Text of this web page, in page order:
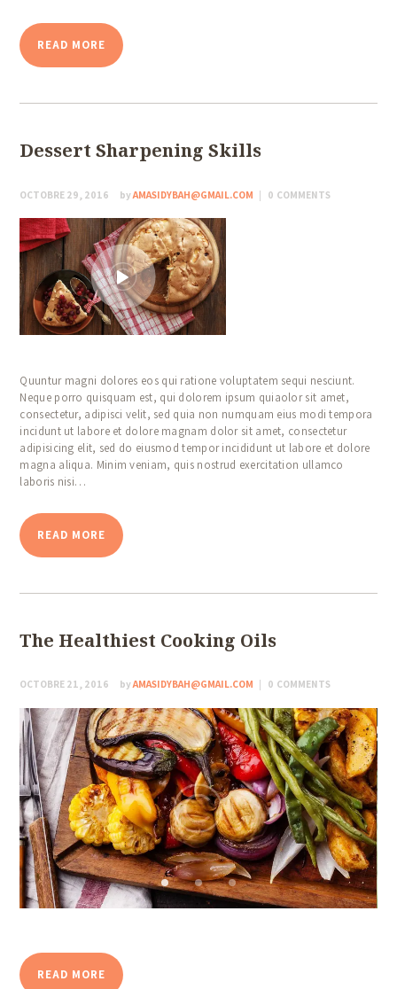
OUR CONTACTS
READ MORE
Dessert Sharpening Skills
OCTOBRE 29, 2016 byAMASIDYBAH@GMAIL.COM 0 COMMENTS
Quuntur magni dolores eos qui ratione voluptatem sequi nesciunt.
Neque porro quisquam est, qui dolorem ipsum quiaolor sit amet,
consectetur, adipisci velit, sed quia non numquam eius modi tempora
incidunt ut labore et dolore magnam dolor sit amet, consectetur
adipisicing elit, sed do eiusmod tempor incididunt ut labore et dolore
magna aliqua. Minim veniam, quis nostrud exercitation ullamco
laboris nisi…
READ MORE
The Healthiest Cooking Oils
OCTOBRE 21, 2016 byAMASIDYBAH@GMAIL.COM 0 COMMENTS
READ MORE